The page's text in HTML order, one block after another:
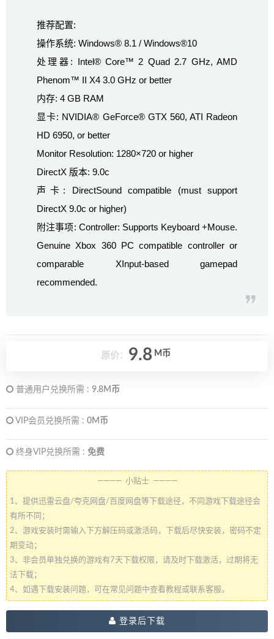
推荐配置:
操作系统: Windows® 8.1 / Windows®10
处理器: Intel® Core™ 2 Quad 2.7 GHz, AMD
Phenom™ II X4 3.0 GHz or better
内存: 4 GB RAM
显卡: NVIDIA® GeForce® GTX 560, ATI Radeon
HD 6950, or better
Monitor Resolution: 1280×720 or higher
DirectX 版本: 9.0c
声卡: DirectSound compatible (must support
DirectX 9.0c or higher)
附注事项: Controller: Supports Keyboard +Mouse.
Genuine Xbox 360 PC compatible controller or
comparable XInput-based gamepad
recommended.
原价： 9.8 M币
普通用户兑换所需 : 9.8M币
VIP会员兑换所需 : 0M币
终身VIP兑换所需 : 免费
———— 小贴士 ————
1、提供迅雷云盘/夸克网盘/百度网盘等下载途径，不同游戏下载途径会
有所不同；
2、游戏安装时需输入下方解压码或激活码，下载后尽快安装，密码不定
期变动；
3、非会员单独兑换的游戏有7天下载权限，请及时下载激活，过期将无
法下载；
4、如遇下载安装问题，可在常见问题中查看教程或联系客服。
登录后下载